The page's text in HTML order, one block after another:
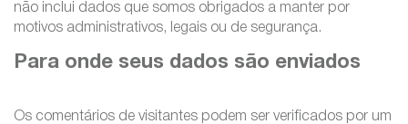
não inclui dados que somos obrigados a manter por
motivos administrativos, legais ou de segurança.
Para onde seus dados são enviados
Os comentários de visitantes podem ser verificados por um